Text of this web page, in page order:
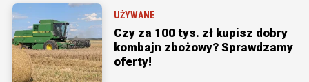
UŻYWANE
Czy za 100 tys. zł kupisz dobry
kombajn zbożowy? Sprawdzamy
oferty!